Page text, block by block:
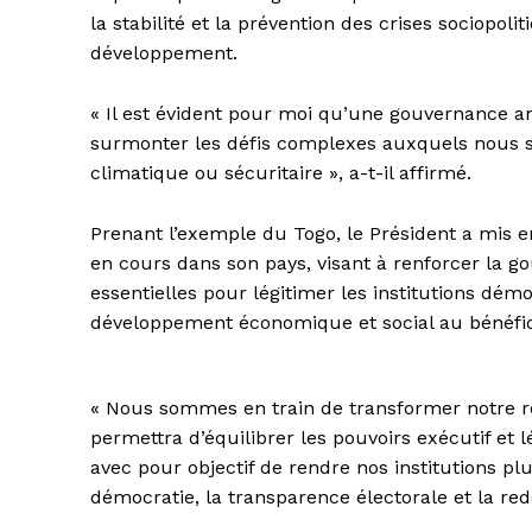
la stabilité et la prévention des crises
développement.
« Il est évident pour moi qu’une gouvernance
surmonter les défis complexes auxquels nous
climatique ou sécuritaire », a-t-il affirmé.
Prenant l’exemple du Togo, le Président a
en cours dans son pays, visant à renforcer la
essentielles pour légitimer les institutions
développement économique et social au
« Nous sommes en train de transformer notre
permettra d’équilibrer les pouvoirs exécutif et
avec pour objectif de rendre nos institutions
démocratie, la transparence électorale et la